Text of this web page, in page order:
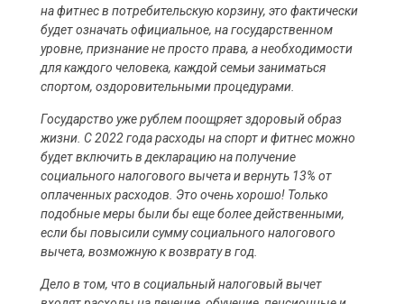
на фитнес в потребительскую корзину, это фактически
будет означать официальное, на государственном
уровне, признание не просто права, а необходимости
для каждого человека, каждой семьи заниматься
спортом, оздоровительными процедурами.
Государство уже рублем поощряет здоровый образ
жизни. С 2022 года расходы на спорт и фитнес можно
будет включить в декларацию на получение
социального налогового вычета и вернуть 13% от
оплаченных расходов. Это очень хорошо! Только
подобные меры были бы еще более действенными,
если бы повысили сумму социального налогового
вычета, возможную к возврату в год.
Дело в том, что в социальный налоговый вычет